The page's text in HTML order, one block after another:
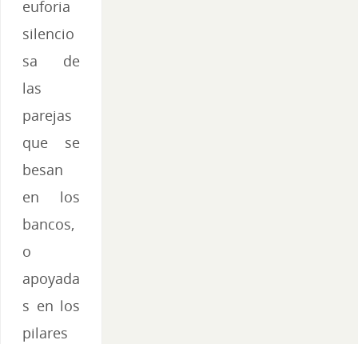
euforia
silencio
sa de
las
parejas
que se
besan
en los
bancos,
o
apoyada
s en los
pilares